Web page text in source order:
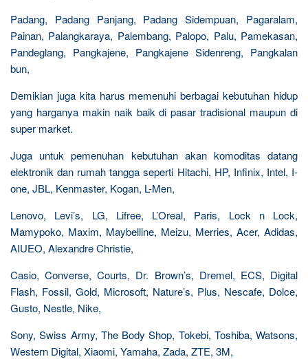
Padang, Padang Panjang, Padang Sidempuan, Pagaralam,
Painan, Palangkaraya, Palembang, Palopo, Palu, Pamekasan,
Pandeglang, Pangkajene, Pangkajene Sidenreng, Pangkalan
bun,
Demikian juga kita harus memenuhi berbagai kebutuhan hidup
yang harganya makin naik baik di pasar tradisional maupun di
super market.
Juga untuk pemenuhan kebutuhan akan komoditas datang
elektronik dan rumah tangga seperti Hitachi, HP, Infinix, Intel, I-
one, JBL, Kenmaster, Kogan, L-Men,
Lenovo, Levi’s, LG, Lifree, L’Oreal, Paris, Lock n Lock,
Mamypoko, Maxim, Maybelline, Meizu, Merries, Acer, Adidas,
AIUEO, Alexandre Christie,
Casio, Converse, Courts, Dr. Brown’s, Dremel, ECS, Digital
Flash, Fossil, Gold, Microsoft, Nature’s, Plus, Nescafe, Dolce,
Gusto, Nestle, Nike,
Sony, Swiss Army, The Body Shop, Tokebi, Toshiba, Watsons,
Western Digital, Xiaomi, Yamaha, Zada, ZTE, 3M,